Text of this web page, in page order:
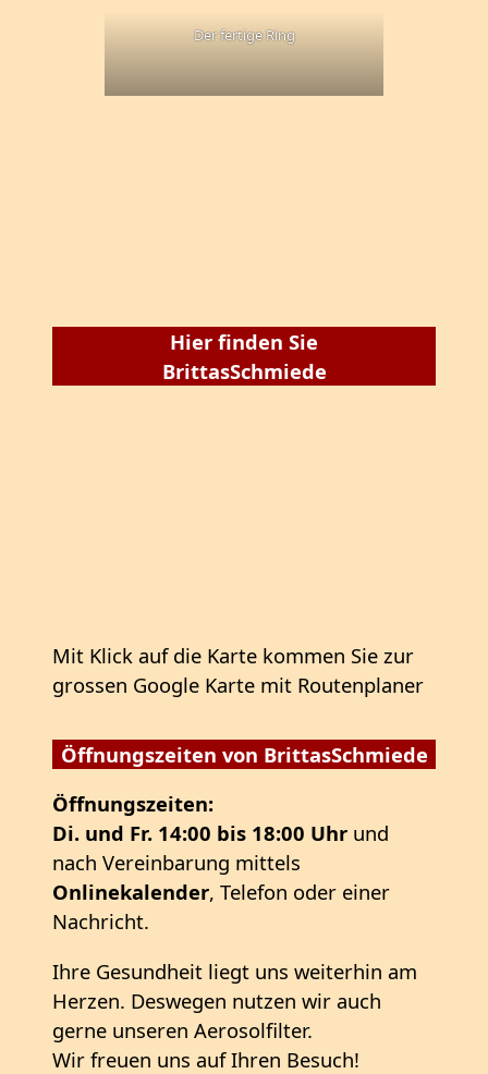
Der fertige Ring
Hier finden Sie
BrittasSchmiede
Mit Klick auf die Karte kommen Sie zur
grossen Google Karte mit Routenplaner
Öffnungszeiten von BrittasSchmiede
Öffnungszeiten:
Di. und Fr. 14:00 bis 18:00 Uhr und
nach Vereinbarung mittels
Onlinekalender, Telefon oder einer
Nachricht.
Ihre Gesundheit liegt uns weiterhin am
Herzen. Deswegen nutzen wir auch
gerne unseren Aerosolfilter.
Wir freuen uns auf Ihren Besuch!